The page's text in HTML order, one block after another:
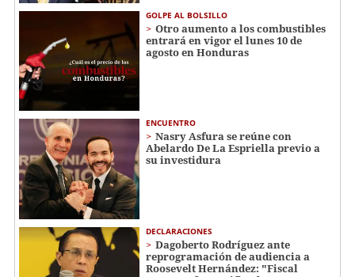
GOLPE AL BOLSILLO
Otro aumento a los combustibles
entrará en vigor el lunes 10 de
agosto en Honduras
ENCUENTRO
Nasry Asfura se reúne con
Abelardo De La Espriella previo a
su investidura
DECLARACIONES
Dagoberto Rodríguez ante
reprogramación de audiencia a
Roosevelt Hernández: "Fiscal